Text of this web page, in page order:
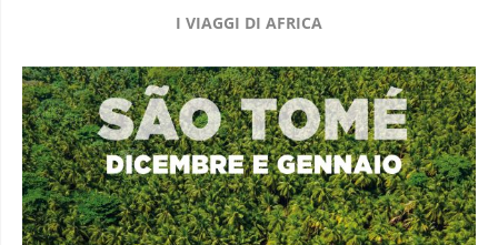
I VIAGGI DI AFRICA